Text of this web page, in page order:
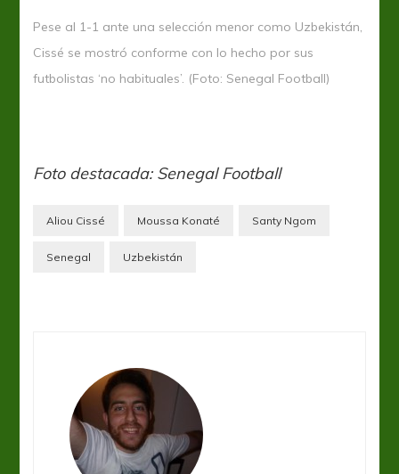
Pese al 1-1 ante una selección menor como Uzbekistán,
Cissé se mostró conforme con lo hecho por sus
futbolistas ‘no habituales’. (Foto: Senegal Football)
Foto destacada: Senegal Football
Aliou Cissé Moussa Konaté Santy Ngom
Senegal Uzbekistán